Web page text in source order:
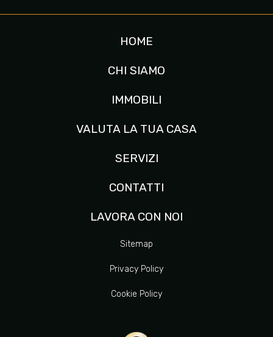
HOME
CHI SIAMO
IMMOBILI
VALUTA LA TUA CASA
SERVIZI
CONTATTI
LAVORA CON NOI
Sitemap
Privacy Policy
Cookie Policy